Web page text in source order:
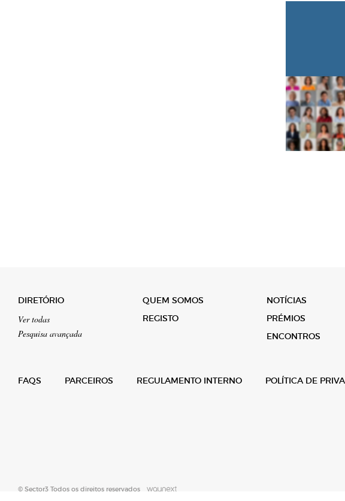
DIRETÓRIO
Ver todas
Pesquisa avançada
QUEM SOMOS
REGISTO
NOTÍCIAS
PRÉMIOS
ENCONTROS
FAQS PARCEIROS REGULAMENTO INTERNO POLÍTICA DE
© Sector3 Todos os direitos reservados